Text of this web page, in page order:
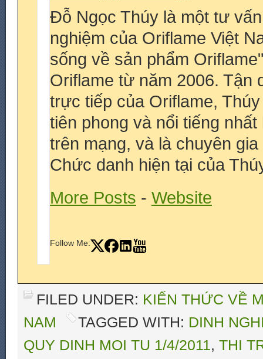
Đỗ Ngọc Thúy là một tư
nghiệm của Oriflame Việt
sống về sản phẩm
Oriflame từ năm 2006. Tận
trực tiếp của Oriflame,
tiên phong và nổi tiếng
trên mạng, và là chuyên
Chức danh hiện tại của
More Posts - Website
Follow Me:
FILED UNDER: KIẾN THỨC VỀ
NAM
TAGGED WITH: DINH
QUY DINH MOI TU 1/4/2011, THI